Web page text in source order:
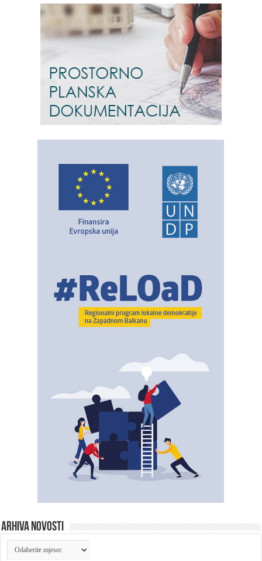
ARHIVA NOVOSTI
ARHIVA
NOVOSTI